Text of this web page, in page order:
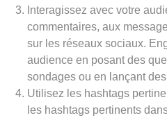
Interagissez avec votre
commentaires, aux
sur les réseaux sociaux.
audience en posant des
sondages ou en lançant
Utilisez les hashtags
les hashtags pertinents